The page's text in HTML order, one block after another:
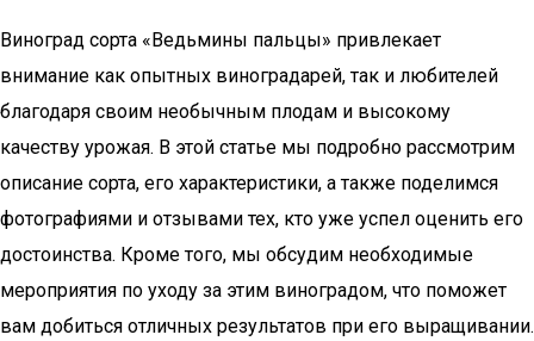
Виноград сорта «Ведьмины пальцы» привлекает
внимание как опытных виноградарей, так и любителей
благодаря своим необычным плодам и высокому
качеству урожая. В этой статье мы подробно рассмотрим
описание сорта, его характеристики, а также поделимся
фотографиями и отзывами тех, кто уже успел оценить его
достоинства. Кроме того, мы обсудим необходимые
мероприятия по уходу за этим виноградом, что поможет
вам добиться отличных результатов при его выращивании.